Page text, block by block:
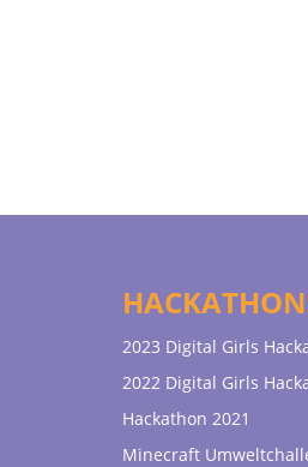
2023 Digital Girls
2022 Digital Girls
Hackathon 2021
Minecraft